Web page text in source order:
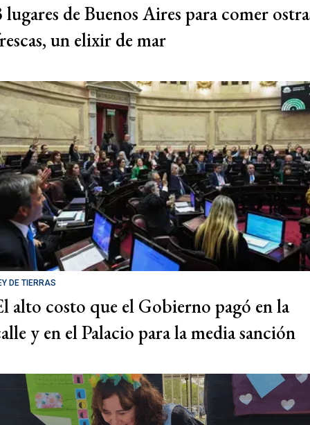
lugares de Buenos Aires para comer
un elixir de mar
DE TIERRAS
alto costo que el Gobierno pagó en la
y en el Palacio para la media sanción